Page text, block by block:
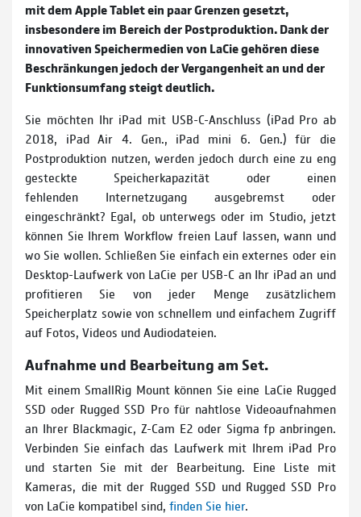
mit dem Apple Tablet ein paar Grenzen gesetzt,
insbesondere im Bereich der Postproduktion. Dank der
innovativen Speichermedien von LaCie gehören diese
Beschränkungen jedoch der Vergangenheit an und der
Funktionsumfang steigt deutlich.
Sie möchten Ihr iPad mit USB-C-Anschluss (iPad Pro ab
2018, iPad Air 4. Gen., iPad mini 6. Gen.) für die
Postproduktion nutzen, werden jedoch durch eine zu eng
gesteckte Speicherkapazität oder einen
fehlenden Internetzugang ausgebremst oder
eingeschränkt? Egal, ob unterwegs oder im Studio, jetzt
können Sie Ihrem Workflow freien Lauf lassen, wann und
wo Sie wollen. Schließen Sie einfach ein externes oder ein
Desktop-Laufwerk von LaCie per USB-C an Ihr iPad an und
profitieren Sie von jeder Menge zusätzlichem
Speicherplatz sowie von schnellem und einfachem Zugriff
auf Fotos, Videos und Audiodateien.
Aufnahme und Bearbeitung am Set.
Mit einem SmallRig Mount können Sie eine LaCie Rugged
SSD oder Rugged SSD Pro für nahtlose Videoaufnahmen
an Ihrer Blackmagic, Z-Cam E2 oder Sigma fp anbringen.
Verbinden Sie einfach das Laufwerk mit Ihrem iPad Pro
und starten Sie mit der Bearbeitung. Eine Liste mit
Kameras, die mit der Rugged SSD und Rugged SSD Pro
von LaCie kompatibel sind, finden Sie hier.